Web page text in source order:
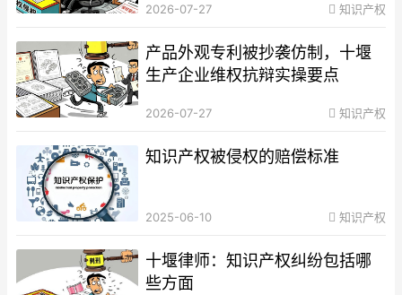
2026-07-27 知识产权
产品外观专利被抄袭仿制，十堰
生产企业维权抗辩实操要点
2026-07-27 知识产权
知识产权被侵权的赔偿标准
2025-06-10 知识产权
十堰律师：知识产权纠纷包括哪
些方面